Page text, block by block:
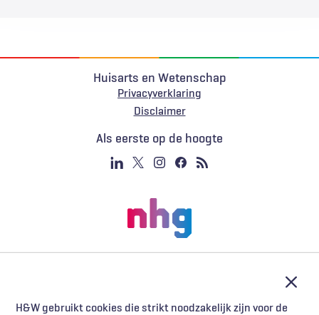
H&W gebruikt cookies die strikt noodzakelijk zijn voor de
Huisarts en Wetenschap
Privacyverklaring
Voet
Disclaimer
Als eerste op de hoogte